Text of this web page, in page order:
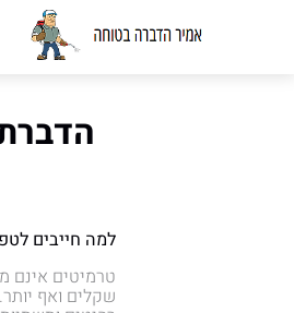
למה חייבים
טרמיטים אינם
שקלים ואף